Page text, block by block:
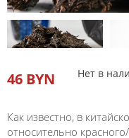
46 BYN Нет в
Как известно, в
относительно